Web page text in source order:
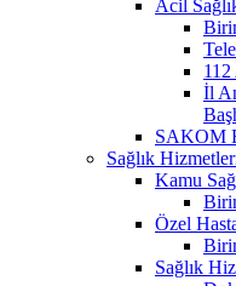
Acil
112
İl
SAKOM
Sağlık
Kamu
Özel
Sağlık